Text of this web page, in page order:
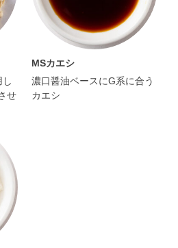
せ
MSカエシ
濃口醤油ベースにG系に合う
カエシ